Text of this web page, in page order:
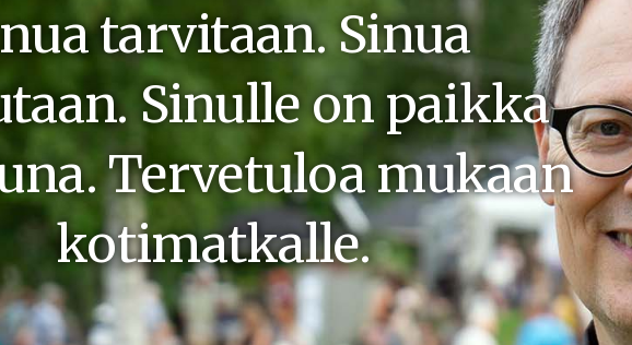
tarvitaan. Sinua
Sinulle on paikka
Tervetuloa mukaan
kotimatkalle.